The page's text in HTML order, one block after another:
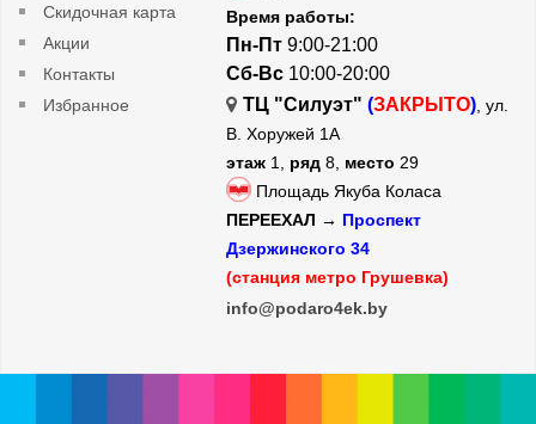
Скидочная карта
Акции
Контакты
Избранное
Время работы:
Пн-Пт 9:00-21:00
Сб-Вс 10:00-20:00
ТЦ "Силуэт" (ЗАКРЫТО), ул.
В. Хоружей 1А
этаж 1, ряд 8, место 29
Площадь Якуба Коласа
ПЕРЕЕХАЛ → Проспект
Дзержинского 34
(станция метро Грушевка)
info@podaro4ek.by